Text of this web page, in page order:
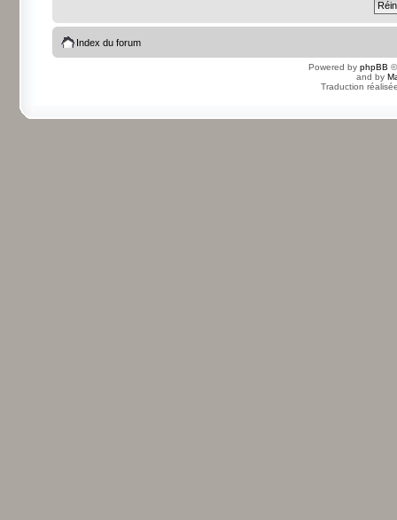
Index du forum
Powered by phpBB
and by
Traduction